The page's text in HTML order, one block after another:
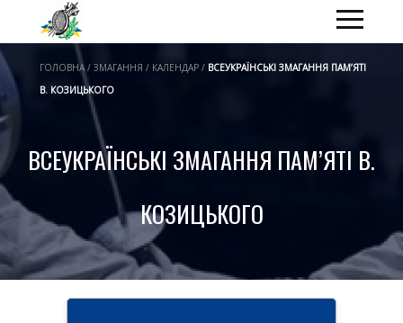
ГОЛОВНА / ЗМАГАННЯ / КАЛЕНДАР / ВСЕУКРАЇНСЬКІ ЗМАГАННЯ ПАМ’ЯТІ
В. КОЗИЦЬКОГО
ВСЕУКРАЇНСЬКІ ЗМАГАННЯ ПАМ’ЯТІ В.
КОЗИЦЬКОГО